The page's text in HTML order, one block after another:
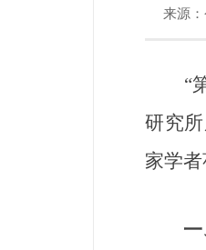
来源
“第
研究
家学者
一